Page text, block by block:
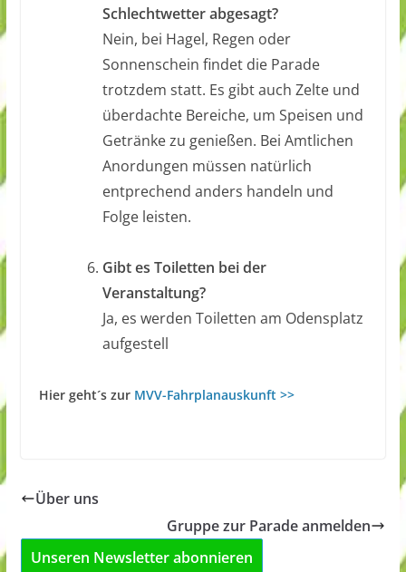
Schlechtwetter abgesagt?
Nein, bei Hagel, Regen oder
Sonnenschein findet die Parade
trotzdem statt. Es gibt auch Zelte und
überdachte Bereiche, um Speisen und
Getränke zu genießen. Bei Amtlichen
Anordungen müssen natürlich
entprechend anders handeln und
Folge leisten.
Gibt es Toiletten bei der
Veranstaltung?
Ja, es werden Toiletten am Odensplatz
aufgestell
Hier geht´s zur MVV-Fahrplanauskunft >>
Über uns
Gruppe zur Parade anmelden
Unseren Newsletter abonnieren